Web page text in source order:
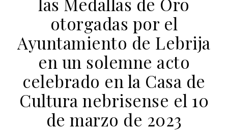
otorgadas por el
Ayuntamiento de Lebrija
en un solemne acto
celebrado en la Casa de
Cultura nebrisense el 10
de marzo de 2023